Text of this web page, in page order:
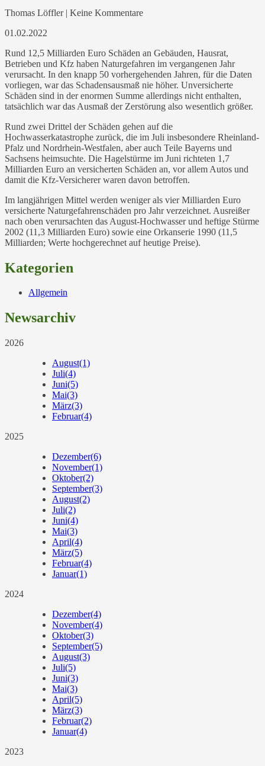
Thomas Löffler | Keine Kommentare
01.02.2022
Rund 12,5 Milliarden Euro Schäden an Gebäuden, Hausrat,
Betrieben und Kfz haben Naturgefahren im vergangenen Jahr
verursacht. In den knapp 50 vorhergehenden Jahren, für die Daten
vorliegen, war das Schadensausmaß nie höher. Unversicherte
Schäden sind in der enormen Summe allerdings nicht enthalten,
tatsächlich war das Ausmaß der Zerstörung also wesentlich größer.
Rund zwei Drittel der Schäden gehen auf die
Hochwasserkatastrophe zurück, die im Juli insbesondere Rheinland-
Pfalz und Nordrhein-Westfalen, aber auch Teile Bayerns und
Sachsens heimsuchte. Die Hagelstürme im Juni richteten 1,7
Milliarden Euro an versicherten Schäden an, vor allem Autos und
damit die Kfz-Versicherer waren davon betroffen.
Im langjährigen Mittel werden weniger als vier Milliarden Euro
versicherte Naturgefahrenschäden pro Jahr verzeichnet. Ausreißer
nach oben verursachten das August-Hochwasser und heftige Stürme
2002 (11,3 Milliarden Euro) sowie eine Orkanserie 1990 (11,5
Milliarden; Werte hochgerechnet auf heutige Preise).
Kategorien
Allgemein
Newsarchiv
2026
August(1)
Juli(4)
Juni(5)
Mai(3)
März(3)
Februar(4)
2025
Dezember(6)
November(1)
Oktober(2)
September(3)
August(2)
Juli(2)
Juni(4)
Mai(3)
April(4)
März(5)
Februar(4)
Januar(1)
2024
Dezember(4)
November(4)
Oktober(3)
September(5)
August(3)
Juli(5)
Juni(3)
Mai(3)
April(5)
März(3)
Februar(2)
Januar(4)
2023